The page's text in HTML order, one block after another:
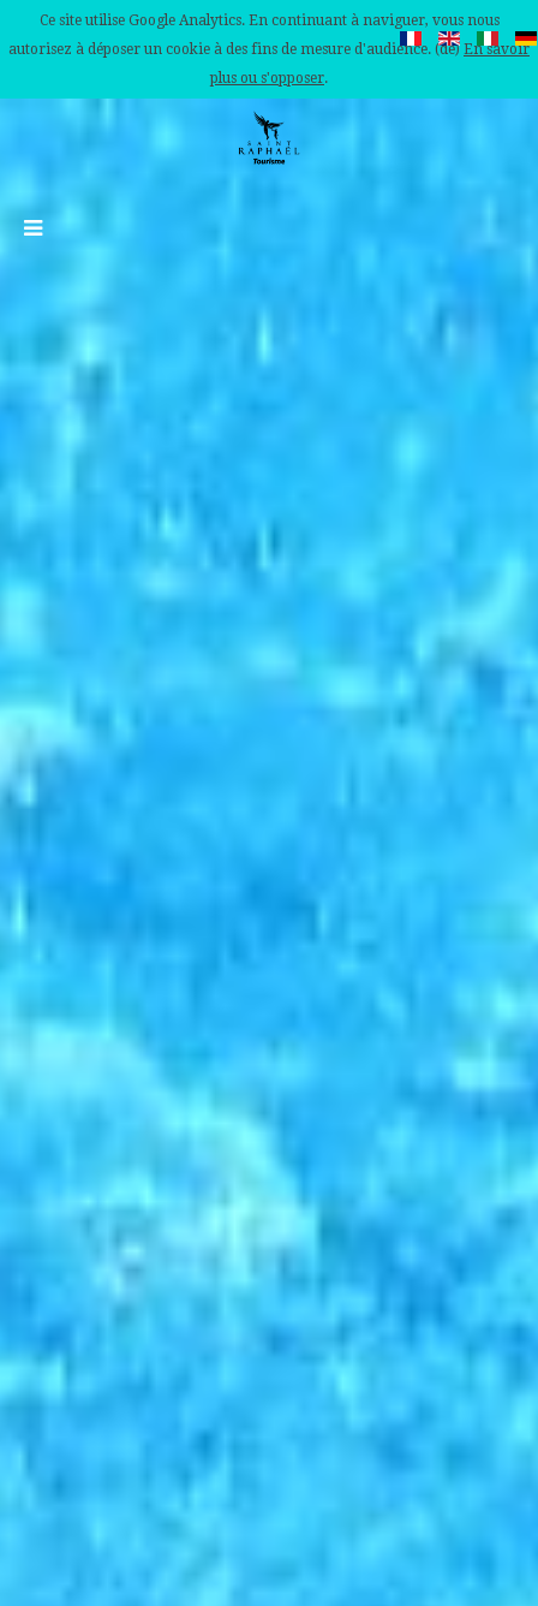
Ce site utilise Google Analytics. En continuant à naviguer, vous nous
autorisez à déposer un cookie à des fins de mesure d'audience. (de) En savoir
plus ou s'opposer.